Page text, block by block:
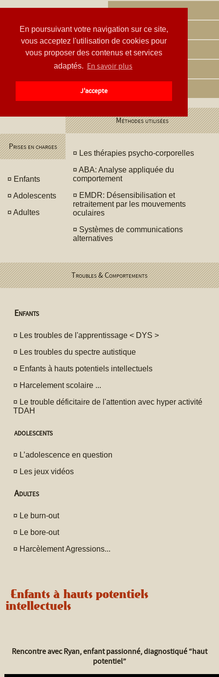
En poursuivant votre navigation sur ce site,
vous acceptez l'utilisation de cookies pour
vous proposer des contenus et services
adaptés. En savoir plus
J'accepte
Accueil
Contact
Conditions
Prises en charges
¤ Enfants
¤ Adolescents
¤ Adultes
Méthodes utilisées
¤ Les thérapies psycho-corporelles
¤ABA: Analyse appliquée du
comportement
¤ EMDR: Désensibilisation et
retraitement par les mouvements
oculaires
¤ Systèmes de communications
alternatives
Troubles & Comportements
Enfants
¤ Les troubles de l'apprentissage < DYS >
¤ Les troubles du spectre autistique
¤ Enfants à hauts potentiels intellectuels
¤ Harcelement scolaire ...
¤ Le trouble déficitaire de l'attention avec hyper activité
TDAH
adolescents
¤ L’adolescence en question
¤ Les jeux vidéos
Adultes
¤ Le burn-out
¤ Le bore-out
¤ Harcèlement Agressions...
Enfants à hauts potentiels
intellectuels
Rencontre avec Ryan, enfant passionné, diagnostiqué “haut
potentiel”